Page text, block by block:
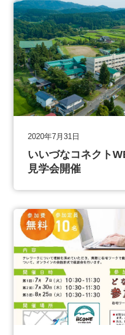
2020年7月31日
いいづなコネクト
見学会開催